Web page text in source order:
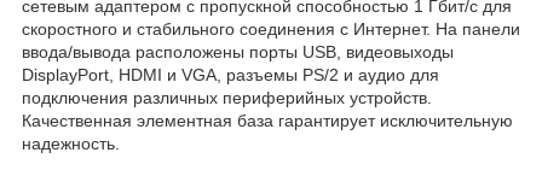
сетевым адаптером с пропускной способностью 1 Гбит/с для
скоростного и стабильного соединения с Интернет. На панели
ввода/вывода расположены порты USB, видеовыходы
DisplayPort, HDMI и VGA, разъемы PS/2 и аудио для
подключения различных периферийных устройств.
Качественная элементная база гарантирует исключительную
надежность.